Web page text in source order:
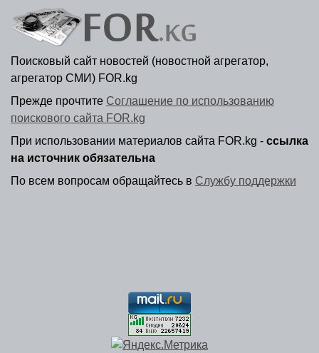
Поисковый сайт новостей (новостной агрегатор,
агрегатор СМИ) FOR.kg
Прежде прочтите Соглашение по использованию
поискового сайта FOR.kg
При использовании материалов сайта FOR.kg - ссылка
на источник обязательна
По всем вопросам обращайтесь в Службу поддержки